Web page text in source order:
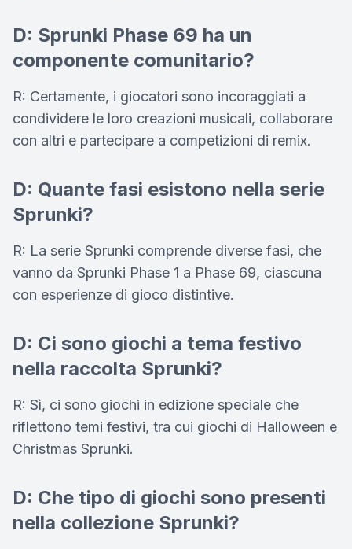
D: Sprunki Phase 69 ha un
componente comunitario?
R: Certamente, i giocatori sono incoraggiati a
condividere le loro creazioni musicali, collaborare
con altri e partecipare a competizioni di remix.
D: Quante fasi esistono nella serie
Sprunki?
R: La serie Sprunki comprende diverse fasi, che
vanno da Sprunki Phase 1 a Phase 69, ciascuna
con esperienze di gioco distintive.
D: Ci sono giochi a tema festivo
nella raccolta Sprunki?
R: Sì, ci sono giochi in edizione speciale che
riflettono temi festivi, tra cui giochi di Halloween e
Christmas Sprunki.
D: Che tipo di giochi sono presenti
nella collezione Sprunki?